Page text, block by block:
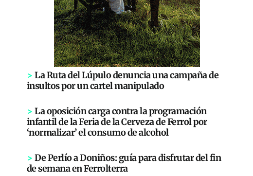
> La Ruta del Lúpulo denuncia una campaña de
insultos por un cartel manipulado
> La oposición carga contra la programación
infantil de la Feria de la Cerveza de Ferrol por
‘normalizar’ el consumo de alcohol
> De Perlío a Doniños: guía para disfrutar del fin
de semana en Ferrolterra